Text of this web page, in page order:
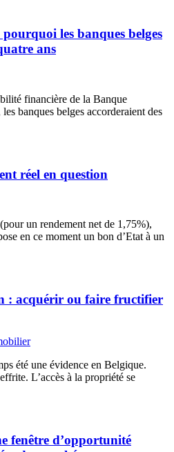
les banques belges
ans
financière de la Banque
banques belges accorderaient des
réel en question
un rendement net de 1,75%),
en ce moment un bon d’Etat à un
: acquérir ou faire fructifier
été une évidence en Belgique.
L’accès à la propriété se
fenêtre d’opportunité